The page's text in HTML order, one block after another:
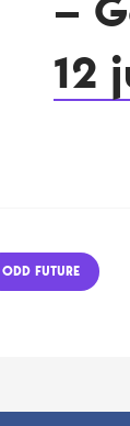
12
ODD FUTURE